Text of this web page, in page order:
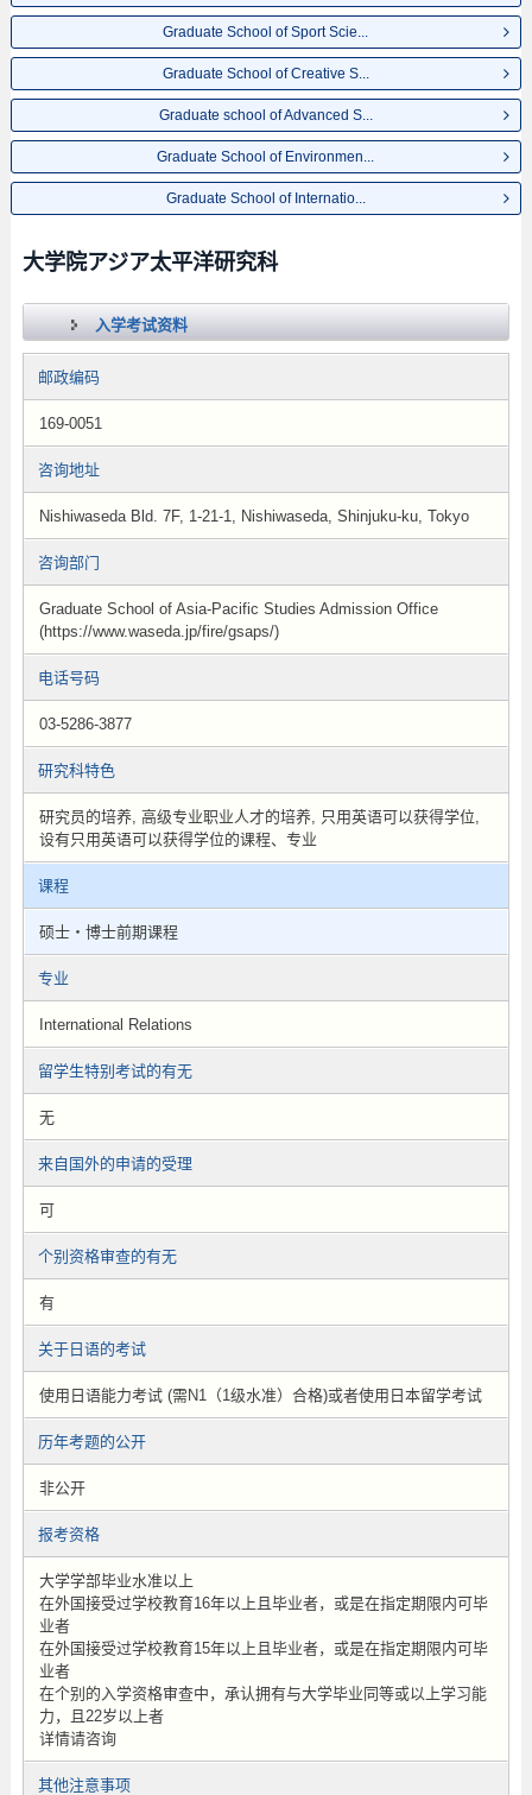
Graduate School of Sport Scie...
Graduate School of Creative S...
Graduate school of Advanced S...
Graduate School of Environmen...
Graduate School of Internatio...
大学院アジア太平洋研究科
入学考试资料
邮政编码
169-0051
咨询地址
Nishiwaseda Bld. 7F, 1-21-1, Nishiwaseda, Shinjuku-ku, Tokyo
咨询部门
Graduate School of Asia-Pacific Studies Admission Office
(https://www.waseda.jp/fire/gsaps/)
电话号码
03-5286-3877
研究科特色
研究员的培养, 高级专业职业人才的培养, 只用英语可以获得学位,
设有只用英语可以获得学位的课程、专业
课程
硕士・博士前期课程
专业
International Relations
留学生特别考试的有无
无
来自国外的申请的受理
可
个别资格审查的有无
有
关于日语的考试
使用日语能力考试 (需N1（1级水准）合格)或者使用日本留学考试
历年考题的公开
非公开
报考资格
大学学部毕业水准以上
在外国接受过学校教育16年以上且毕业者，或是在指定期限内可毕
业者
在外国接受过学校教育15年以上且毕业者，或是在指定期限内可毕
业者
在个别的入学资格审查中，承认拥有与大学毕业同等或以上学习能
力，且22岁以上者
详情请咨询
其他注意事项